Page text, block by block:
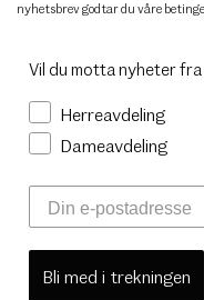
nyhetsbrev godtar du våre
Vil du motta nyheter
Herreavdeling
Dameavdeling
Bli med i trekningen